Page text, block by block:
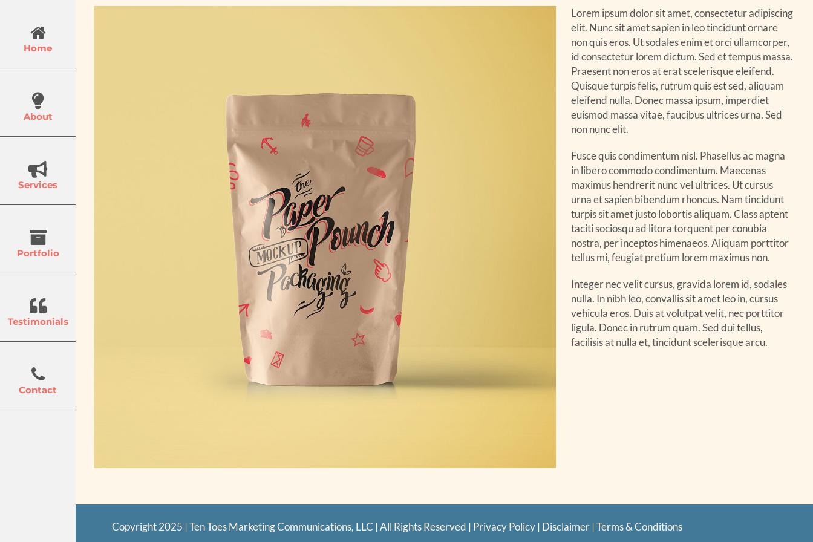
content
Home
About
Services
Portfolio
Testimonials
Contact
Lorem ipsum dolor sit amet, consectetur adipiscing
elit. Nunc sit amet sapien in leo tincidunt ornare
non quis eros. Ut sodales enim et orci ullamcorper,
id consectetur lorem dictum. Sed et tempus massa.
Praesent non eros at erat scelerisque eleifend.
Quisque turpis felis, rutrum quis est sed, aliquam
eleifend nulla. Donec massa ipsum, imperdiet
euismod massa vitae, faucibus ultrices urna. Sed
non nunc elit.
Fusce quis condimentum nisl. Phasellus ac magna
in libero commodo condimentum. Maecenas
maximus hendrerit nunc vel ultrices. Ut cursus
urna et sapien bibendum rhoncus. Nam tincidunt
turpis sit amet justo lobortis aliquam. Class aptent
taciti sociosqu ad litora torquent per conubia
nostra, per inceptos himenaeos. Aliquam porttitor
tellus mi, feugiat pretium lorem maximus non.
Integer nec velit cursus, gravida lorem id, sodales
nulla. In nibh leo, convallis sit amet leo in, cursus
vehicula eros. Duis at volutpat velit, nec porttitor
ligula. Donec in rutrum quam. Sed dui tellus,
facilisis at nulla et, tincidunt scelerisque arcu.
Copyright 2025 | Ten Toes Marketing Communications, LLC | All Rights Reserved | Privacy Policy| Disclaimer | Terms & Conditions